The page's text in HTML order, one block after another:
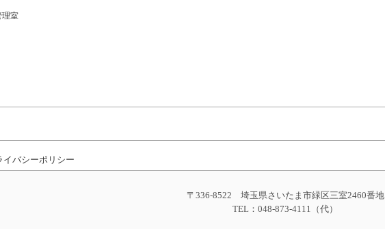
理室
イバシーポリシー
〒336-8522 埼玉県さいたま市緑区三室2460番地
TEL：048-873-4111（代）